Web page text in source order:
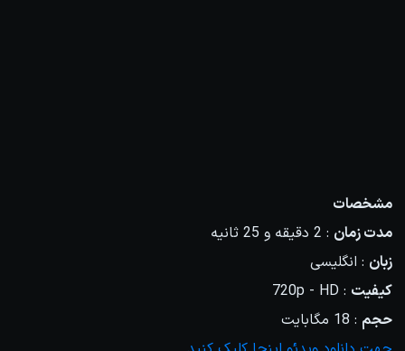
مشخصات
مدت زمان : 2 دقیقه و 25 ثانیه
زبان : انگلیسی
کیفیت : 720p - HD
حجم : 18 مگابایت